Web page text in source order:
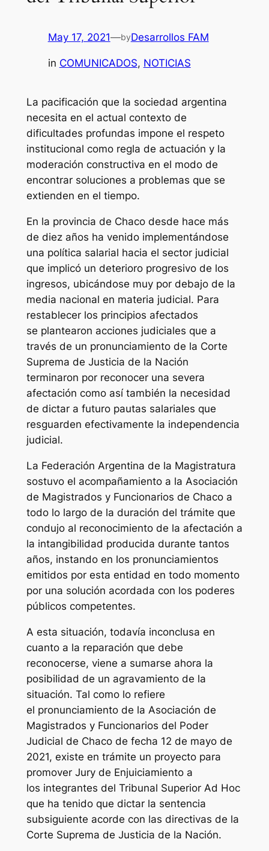
May 17, 2021—byDesarrollos FAM
in COMUNICADOS, NOTICIAS
La pacificación que la sociedad argentina
necesita en el actual contexto de
dificultades profundas impone el respeto
institucional como regla de actuación y la
moderación constructiva en el modo de
encontrar soluciones a problemas que se
extienden en el tiempo.
En la provincia de Chaco desde hace más
de diez años ha venido implementándose
una política salarial hacia el sector judicial
que implicó un deterioro progresivo de los
ingresos, ubicándose muy por debajo de la
media nacional en materia judicial. Para
restablecer los principios afectados
se plantearon acciones judiciales que a
través de un pronunciamiento de la Corte
Suprema de Justicia de la Nación
terminaron por reconocer una severa
afectación como así también la necesidad
de dictar a futuro pautas salariales que
resguarden efectivamente la independencia
judicial.
La Federación Argentina de la Magistratura
sostuvo el acompañamiento a la Asociación
de Magistrados y Funcionarios de Chaco a
todo lo largo de la duración del trámite que
condujo al reconocimiento de la afectación a
la intangibilidad producida durante tantos
años, instando en los pronunciamientos
emitidos por esta entidad en todo momento
por una solución acordada con los poderes
públicos competentes.
A esta situación, todavía inconclusa en
cuanto a la reparación que debe
reconocerse, viene a sumarse ahora la
posibilidad de un agravamiento de la
situación. Tal como lo refiere
el pronunciamiento de la Asociación de
Magistrados y Funcionarios del Poder
Judicial de Chaco de fecha 12 de mayo de
2021, existe en trámite un proyecto para
promover Jury de Enjuiciamiento a
los integrantes del Tribunal Superior Ad Hoc
que ha tenido que dictar la sentencia
subsiguiente acorde con las directivas de la
Corte Suprema de Justicia de la Nación.